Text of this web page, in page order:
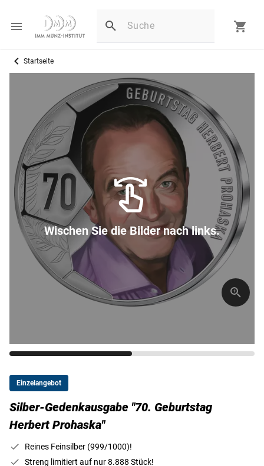
Startseite
Wischen Sie die Bilder nach links.
Einzelangebot
Silber-Gedenkausgabe "70. Geburtstag
Herbert Prohaska"
Reines Feinsilber (999/1000)!
Streng limitiert auf nur 8.888 Stück!